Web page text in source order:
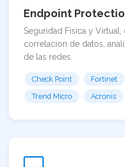
Endpoint
Seguridad Fisica y
correlacion de datos,
de las redes.
Check Point Fortinet
Trend Micro
Acronis